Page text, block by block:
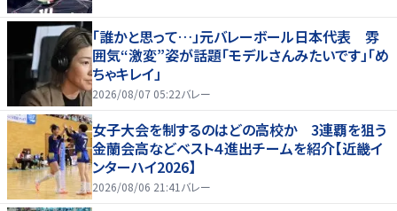
「誰かと思って…」元バレーボール日本代表 雰
囲気“激変”姿が話題「モデルさんみたいです」「め
ちゃキレイ」
2026/08/07 05:22バレー
女子大会を制するのはどの高校か 3連覇を狙う
金蘭会高などベスト４進出チームを紹介【近畿イ
ンターハイ2026】
2026/08/06 21:41 バレー